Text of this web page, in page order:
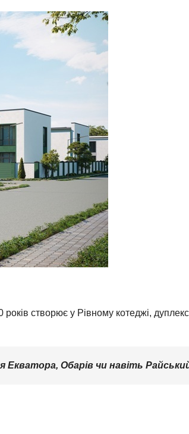
створює у Рівному котеджі,
Екватора, Обарів чи навіть